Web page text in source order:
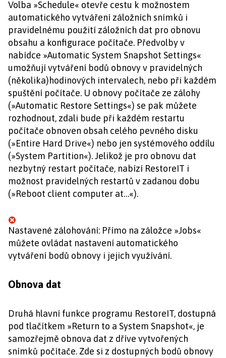
Volba »Schedule« otevře cestu k možnostem
automatického vytváření záložních snímků i
pravidelnému použití záložních dat pro obnovu
obsahu a konfigurace počítače. Předvolby v
nabídce »Automatic System Snapshot Settings«
umožňují vytváření bodů obnovy v pravidelných
(několika)hodinových intervalech, nebo při každém
spuštění počítače. U obnovy počítače ze zálohy
(»Automatic Restore Settings«) se pak můžete
rozhodnout, zdali bude při každém restartu
počítače obnoven obsah celého pevného disku
(»Entire Hard Drive«) nebo jen systémového oddílu
(»System Partition«). Jelikož je pro obnovu dat
nezbytný restart počítače, nabízí RestoreIT i
možnost pravidelných restartů v zadanou dobu
(»Reboot client computer at…«).
Nastavené zálohování: Přímo na záložce »Jobs«
můžete ovládat nastavení automatického
vytváření bodů obnovy i jejich využívání.
Obnova dat
Druhá hlavní funkce programu RestoreIT, dostupná
pod tlačítkem »Return to a System Snapshot«, je
samozřejmě obnova dat z dříve vytvořených
snímků počítače. Zde si z dostupných bodů obnovy